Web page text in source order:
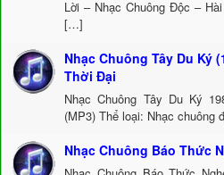
Lời – Nhạc Chuông Độc –
[…]
Nhạc Chuông Tây Du Ký
Thời Đại
Nhạc Chuông Tây Du Ký
(MP3) Thể loại: Nhạc
Nhạc Chuông Báo Thức